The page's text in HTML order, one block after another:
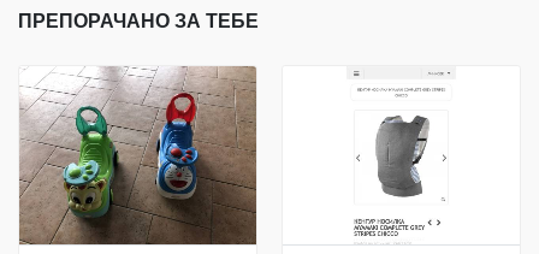
ПРЕПОРАЧАНО ЗА ТЕБЕ